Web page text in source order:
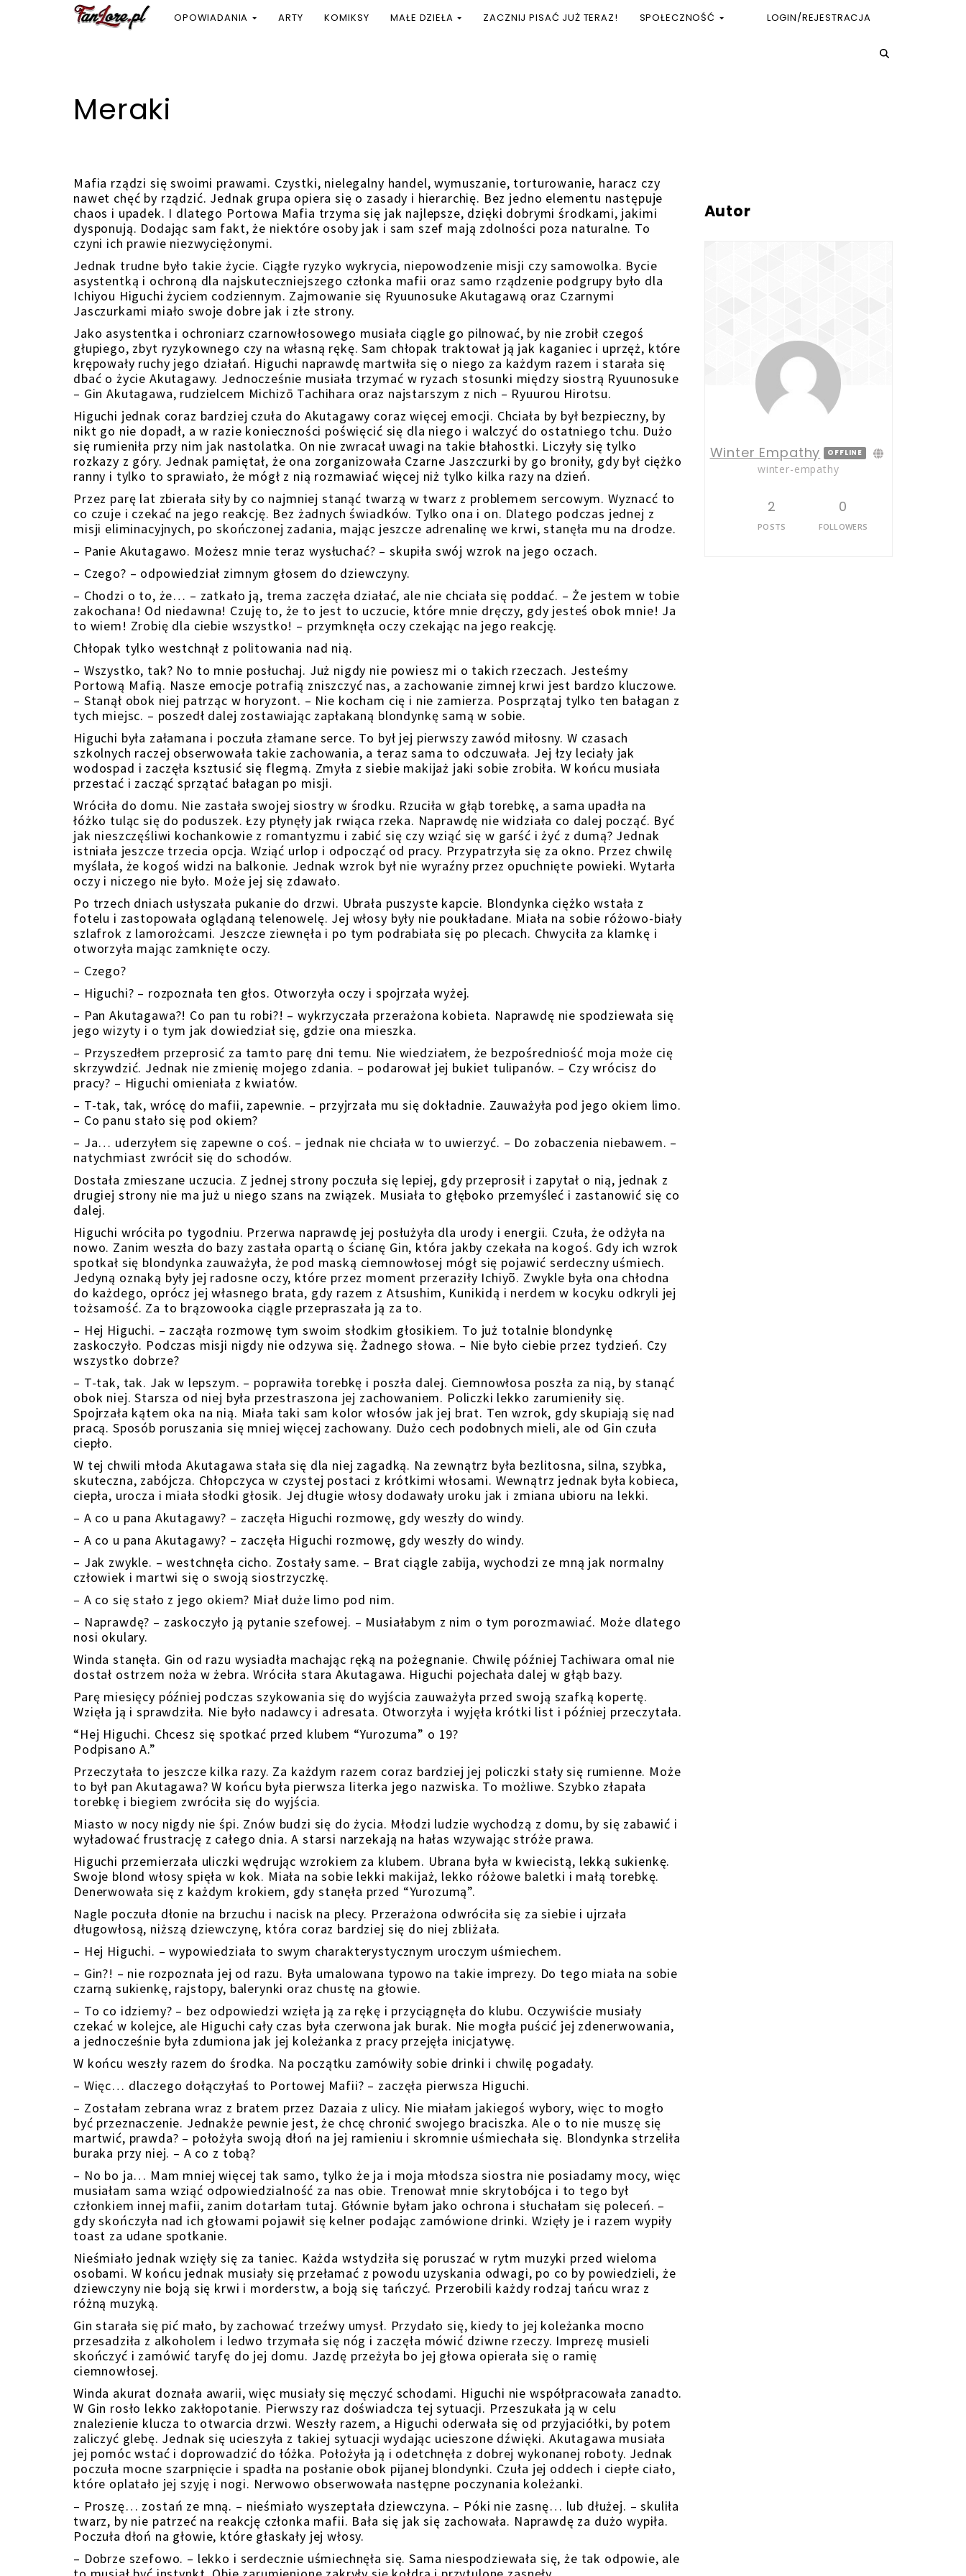
OPOWIADANIA ARTY KOMIKSY MAŁE DZIEŁA ZACZNIJ PISAĆ JUŻ TERAZ! SPOŁECZNOŚĆ LOGIN/REJESTRACJA
Meraki
Mafia rządzi się swoimi prawami. Czystki, nielegalny handel, wymuszanie, torturowanie, haracz czy
nawet chęć by rządzić. Jednak grupa opiera się o zasady i hierarchię. Bez jedno elementu następuje
chaos i upadek. I dlatego Portowa Mafia trzyma się jak najlepsze, dzięki dobrymi środkami, jakimi
dysponują. Dodając sam fakt, że niektóre osoby jak i sam szef mają zdolności poza naturalne. To
czyni ich prawie niezwyciężonymi.
Jednak trudne było takie życie. Ciągłe ryzyko wykrycia, niepowodzenie misji czy samowolka. Bycie
asystentką i ochroną dla najskuteczniejszego członka mafii oraz samo rządzenie podgrupy było dla
Ichiyou Higuchi życiem codziennym. Zajmowanie się Ryuunosuke Akutagawą oraz Czarnymi
Jasczurkami miało swoje dobre jak i złe strony.
Jako asystentka i ochroniarz czarnowłosowego musiała ciągle go pilnować, by nie zrobił czegoś
głupiego, zbyt ryzykownego czy na własną rękę. Sam chłopak traktował ją jak kaganiec i uprzęż, które
krępowały ruchy jego działań. Higuchi naprawdę martwiła się o niego za każdym razem i starała się
dbać o życie Akutagawy. Jednocześnie musiała trzymać w ryzach stosunki między siostrą Ryuunosuke
– Gin Akutagawa, rudzielcem Michizō Tachihara oraz najstarszym z nich – Ryuurou Hirotsu.
Higuchi jednak coraz bardziej czuła do Akutagawy coraz więcej emocji. Chciała by był bezpieczny, by
nikt go nie dopadł, a w razie konieczności poświęcić się dla niego i walczyć do ostatniego tchu. Dużo
się rumieniła przy nim jak nastolatka. On nie zwracał uwagi na takie błahostki. Liczyły się tylko
rozkazy z góry. Jednak pamiętał, że ona zorganizowała Czarne Jaszczurki by go broniły, gdy był ciężko
ranny i tylko to sprawiało, że mógł z nią rozmawiać więcej niż tylko kilka razy na dzień.
Przez parę lat zbierała siły by co najmniej stanąć twarzą w twarz z problemem sercowym. Wyznacć to
co czuje i czekać na jego reakcję. Bez żadnych świadków. Tylko ona i on. Dlatego podczas jednej z
misji eliminacyjnych, po skończonej zadania, mając jeszcze adrenalinę we krwi, stanęła mu na drodze.
– Panie Akutagawo. Możesz mnie teraz wysłuchać? – skupiła swój wzrok na jego oczach.
– Czego? – odpowiedział zimnym głosem do dziewczyny.
– Chodzi o to, że… – zatkało ją, trema zaczęła działać, ale nie chciała się poddać. – Że jestem w tobie
zakochana! Od niedawna! Czuję to, że to jest to uczucie, które mnie dręczy, gdy jesteś obok mnie! Ja
to wiem! Zrobię dla ciebie wszystko! – przymknęła oczy czekając na jego reakcję.
Chłopak tylko westchnął z politowania nad nią.
– Wszystko, tak? No to mnie posłuchaj. Już nigdy nie powiesz mi o takich rzeczach. Jesteśmy
Portową Mafią. Nasze emocje potrafią zniszczyć nas, a zachowanie zimnej krwi jest bardzo kluczowe.
– Stanął obok niej patrząc w horyzont. – Nie kocham cię i nie zamierza. Posprzątaj tylko ten bałagan z
tych miejsc. – poszedł dalej zostawiając zapłakaną blondynkę samą w sobie.
Higuchi była załamana i poczuła złamane serce. To był jej pierwszy zawód miłosny. W czasach
szkolnych raczej obserwowała takie zachowania, a teraz sama to odczuwała. Jej łzy leciały jak
wodospad i zaczęła ksztusić się flegmą. Zmyła z siebie makijaż jaki sobie zrobiła. W końcu musiała
przestać i zacząć sprzątać bałagan po misji.
Wróciła do domu. Nie zastała swojej siostry w środku. Rzuciła w głąb torebkę, a sama upadła na
łóżko tuląc się do poduszek. Łzy płynęły jak rwiąca rzeka. Naprawdę nie widziała co dalej począć. Być
jak nieszczęśliwi kochankowie z romantyzmu i zabić się czy wziąć się w garść i żyć z dumą? Jednak
istniała jeszcze trzecia opcja. Wziąć urlop i odpocząć od pracy. Przypatrzyła się za okno. Przez chwilę
myślała, że kogoś widzi na balkonie. Jednak wzrok był nie wyraźny przez opuchnięte powieki. Wytarła
oczy i niczego nie było. Może jej się zdawało.
Po trzech dniach usłyszała pukanie do drzwi. Ubrała puszyste kapcie. Blondynka ciężko wstała z
fotelu i zastopowała oglądaną telenowelę. Jej włosy były nie poukładane. Miała na sobie różowo-biały
szlafrok z lamorożcami. Jeszcze ziewnęła i po tym podrabiała się po plecach. Chwyciła za klamkę i
otworzyła mając zamknięte oczy.
– Czego?
– Higuchi? – rozpoznała ten głos. Otworzyła oczy i spojrzała wyżej.
– Pan Akutagawa?! Co pan tu robi?! – wykrzyczała przerażona kobieta. Naprawdę nie spodziewała się
jego wizyty i o tym jak dowiedział się, gdzie ona mieszka.
– Przyszedłem przeprosić za tamto parę dni temu. Nie wiedziałem, że bezpośredniość moja może cię
skrzywdzić. Jednak nie zmienię mojego zdania. – podarował jej bukiet tulipanów. – Czy wrócisz do
pracy? – Higuchi omieniała z kwiatów.
– T-tak, tak, wrócę do mafii, zapewnie. – przyjrzała mu się dokładnie. Zauważyła pod jego okiem limo.
– Co panu stało się pod okiem?
– Ja… uderzyłem się zapewne o coś. – jednak nie chciała w to uwierzyć. – Do zobaczenia niebawem. –
natychmiast zwrócił się do schodów.
Dostała zmieszane uczucia. Z jednej strony poczuła się lepiej, gdy przeprosił i zapytał o nią, jednak z
drugiej strony nie ma już u niego szans na związek. Musiała to głęboko przemyśleć i zastanowić się co
dalej.
Higuchi wróciła po tygodniu. Przerwa naprawdę jej posłużyła dla urody i energii. Czuła, że odżyła na
nowo. Zanim weszła do bazy zastała opartą o ścianę Gin, która jakby czekała na kogoś. Gdy ich wzrok
spotkał się blondynka zauważyła, że pod maską ciemnowłosej mógł się pojawić serdeczny uśmiech.
Jedyną oznaką były jej radosne oczy, które przez moment przeraziły Ichiyõ. Zwykle była ona chłodna
do każdego, oprócz jej własnego brata, gdy razem z Atsushim, Kunikidą i nerdem w kocyku odkryli jej
tożsamość. Za to brązowooka ciągle przepraszała ją za to.
– Hej Higuchi. – zacząła rozmowę tym swoim słodkim głosikiem. To już totalnie blondynkę
zaskoczyło. Podczas misji nigdy nie odzywa się. Żadnego słowa. – Nie było ciebie przez tydzień. Czy
wszystko dobrze?
– T-tak, tak. Jak w lepszym. – poprawiła torebkę i poszła dalej. Ciemnowłosa poszła za nią, by stanąć
obok niej. Starsza od niej była przestraszona jej zachowaniem. Policzki lekko zarumieniły się.
Spojrzała kątem oka na nią. Miała taki sam kolor włosów jak jej brat. Ten wzrok, gdy skupiają się nad
pracą. Sposób poruszania się mniej więcej zachowany. Dużo cech podobnych mieli, ale od Gin czuła
ciepło.
W tej chwili młoda Akutagawa stała się dla niej zagadką. Na zewnątrz była bezlitosna, silna, szybka,
skuteczna, zabójcza. Chłopczyca w czystej postaci z krótkimi włosami. Wewnątrz jednak była kobieca,
ciepła, urocza i miała słodki głosik. Jej długie włosy dodawały uroku jak i zmiana ubioru na lekki.
– A co u pana Akutagawy? – zaczęła Higuchi rozmowę, gdy weszły do windy.
– A co u pana Akutagawy? – zaczęła Higuchi rozmowę, gdy weszły do windy.
– Jak zwykle. – westchnęła cicho. Zostały same. – Brat ciągle zabija, wychodzi ze mną jak normalny
człowiek i martwi się o swoją siostrzyczkę.
– A co się stało z jego okiem? Miał duże limo pod nim.
– Naprawdę? – zaskoczyło ją pytanie szefowej. – Musiałabym z nim o tym porozmawiać. Może dlatego
nosi okulary.
Winda stanęła. Gin od razu wysiadła machając ręką na pożegnanie. Chwilę później Tachiwara omal nie
dostał ostrzem noża w żebra. Wróciła stara Akutagawa. Higuchi pojechała dalej w głąb bazy.
Parę miesięcy później podczas szykowania się do wyjścia zauważyła przed swoją szafką kopertę.
Wzięła ją i sprawdziła. Nie było nadawcy i adresata. Otworzyła i wyjęła krótki list i później przeczytała.
“Hej Higuchi. Chcesz się spotkać przed klubem “Yurozuma” o 19?
Podpisano A.”
Przeczytała to jeszcze kilka razy. Za każdym razem coraz bardziej jej policzki stały się rumienne. Może
to był pan Akutagawa? W końcu była pierwsza literka jego nazwiska. To możliwe. Szybko złapała
torebkę i biegiem zwróciła się do wyjścia.
Miasto w nocy nigdy nie śpi. Znów budzi się do życia. Młodzi ludzie wychodzą z domu, by się zabawić i
wyładować frustrację z całego dnia. A starsi narzekają na hałas wzywając stróże prawa.
Higuchi przemierzała uliczki wędrując wzrokiem za klubem. Ubrana była w kwiecistą, lekką sukienkę.
Swoje blond włosy spięła w kok. Miała na sobie lekki makijaż, lekko różowe baletki i małą torebkę.
Denerwowała się z każdym krokiem, gdy stanęła przed “Yurozumą”.
Nagle poczuła dłonie na brzuchu i nacisk na plecy. Przerażona odwróciła się za siebie i ujrzała
długowłosą, niższą dziewczynę, która coraz bardziej się do niej zbliżała.
– Hej Higuchi. – wypowiedziała to swym charakterystycznym uroczym uśmiechem.
– Gin?! – nie rozpoznała jej od razu. Była umalowana typowo na takie imprezy. Do tego miała na sobie
czarną sukienkę, rajstopy, balerynki oraz chustę na głowie.
– To co idziemy? – bez odpowiedzi wzięła ją za rękę i przyciągnęła do klubu. Oczywiście musiały
czekać w kolejce, ale Higuchi cały czas była czerwona jak burak. Nie mogła puścić jej zdenerwowania,
a jednocześnie była zdumiona jak jej koleżanka z pracy przejęła inicjatywę.
W końcu weszły razem do środka. Na początku zamówiły sobie drinki i chwilę pogadały.
– Więc… dlaczego dołączyłaś to Portowej Mafii? – zaczęła pierwsza Higuchi.
– Zostałam zebrana wraz z bratem przez Dazaia z ulicy. Nie miałam jakiegoś wybory, więc to mogło
być przeznaczenie. Jednakże pewnie jest, że chcę chronić swojego braciszka. Ale o to nie muszę się
martwić, prawda? – położyła swoją dłoń na jej ramieniu i skromnie uśmiechała się. Blondynka strzeliła
buraka przy niej. – A co z tobą?
– No bo ja… Mam mniej więcej tak samo, tylko że ja i moja młodsza siostra nie posiadamy mocy, więc
musiałam sama wziąć odpowiedzialność za nas obie. Trenował mnie skrytobójca i to tego był
członkiem innej mafii, zanim dotarłam tutaj. Głównie byłam jako ochrona i słuchałam się poleceń. –
gdy skończyła nad ich głowami pojawił się kelner podając zamówione drinki. Wzięły je i razem wypiły
toast za udane spotkanie.
Nieśmiało jednak wzięły się za taniec. Każda wstydziła się poruszać w rytm muzyki przed wieloma
osobami. W końcu jednak musiały się przełamać z powodu uzyskania odwagi, po co by powiedzieli, że
dziewczyny nie boją się krwi i morderstw, a boją się tańczyć. Przerobili każdy rodzaj tańcu wraz z
różną muzyką.
Gin starała się pić mało, by zachować trzeźwy umysł. Przydało się, kiedy to jej koleżanka mocno
przesadziła z alkoholem i ledwo trzymała się nóg i zaczęła mówić dziwne rzeczy. Imprezę musieli
skończyć i zamówić taryfę do jej domu. Jazdę przeżyła bo jej głowa opierała się o ramię
ciemnowłosej.
Winda akurat doznała awarii, więc musiały się męczyć schodami. Higuchi nie współpracowała zanadto.
W Gin rosło lekko zakłopotanie. Pierwszy raz doświadcza tej sytuacji. Przeszukała ją w celu
znalezienie klucza to otwarcia drzwi. Weszły razem, a Higuchi oderwała się od przyjaciółki, by potem
zaliczyć glebę. Jednak się ucieszyła z takiej sytuacji wydając ucieszone dźwięki. Akutagawa musiała
jej pomóc wstać i doprowadzić do łóżka. Położyła ją i odetchnęła z dobrej wykonanej roboty. Jednak
poczuła mocne szarpnięcie i spadła na posłanie obok pijanej blondynki. Czuła jej oddech i ciepłe ciało,
które oplatało jej szyję i nogi. Nerwowo obserwowała następne poczynania koleżanki.
– Proszę… zostań ze mną. – nieśmiało wyszeptała dziewczyna. – Póki nie zasnę… lub dłużej. – skuliła
twarz, by nie patrzeć na reakcję członka mafii. Bała się jak się zachowała. Naprawdę za dużo wypiła.
Poczuła dłoń na głowie, które głaskały jej włosy.
– Dobrze szefowo. – lekko i serdecznie uśmiechnęła się. Sama niespodziewała się, że tak odpowie, ale
Autor
Winter Empathy OFFLINE
winter-empathy
2
POSTS
0
FOLLOWERS